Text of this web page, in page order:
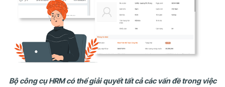
Bộ công cụ HRM có thể giải quyết tất cả các vấn đề trong việc